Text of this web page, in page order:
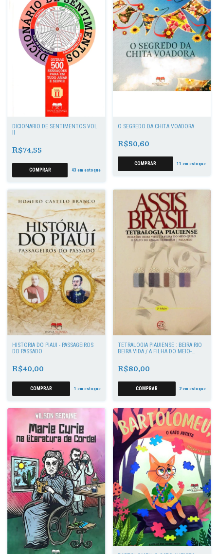
DICIONÁRIO DE SENTIMENTOS VOL
R$74,55
43 em estoque
O SEGREDO DA CHITA VOADORA
R$50,60
11 em estoque
HISTÓRIA DO PIAUÍ - PASSAGEIROS
DO PASSADO
R$40,00
1 em estoque
TETRALOGIA PIAUIENSE : BEIRA RIO
BEIRA VIDA / A FILHA DO MEIO-
COBRIDOR/ PACAMÃO
R$80,00
2 em estoque